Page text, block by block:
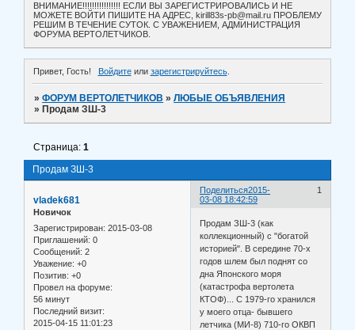
ВНИМАНИЕ!!!!!!!!!!!!!!!! ЕСЛИ ВЫ ЗАРЕГИСТРИРОВАЛИСЬ И НЕ
МОЖЕТЕ ВОЙТИ ПИШИТЕ НА АДРЕС, kirill83s-pb@mail.ru ПРОБЛЕМУ
РЕШИМ В ТЕЧЕНИЕ СУТОК. С УВАЖЕНИЕМ, АДМИНИСТРАЦИЯ
ФОРУМА ВЕРТОЛЕТЧИКОВ.
Привет, Гость! Войдитеили зарегистрируйтесь.
»ФОРУМ ВЕРТОЛЕТЧИКОВ »ЛЮБЫЕ ОБЪЯВЛЕНИЯ
» Продам ЗШ-3
Продам ЗШ-3
Страница:1
Поделиться 1
2015-
03-08 18:42:59
vladek681
Новичок
Зарегистрирован: 2015-03-08
Приглашений: 0
Сообщений: 2
Уважение: +0
Позитив: +0
Провел на форуме:
56 минут
Последний визит:
2015-04-15 11:01:23
Продам ЗШ-3 (как
коллекционный) с "богатой
историей". В середине 70-х
годов шлем был поднят со
дна Японского моря
(катастрофа вертолета
КТОФ)... С 1979-го хранился
у моего отца- бывшего
летчика (МИ-8) 710-го ОКВП